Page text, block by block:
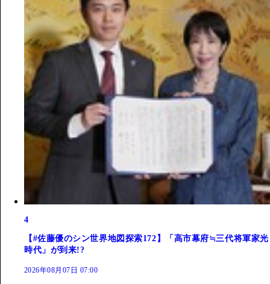
4
【#佐藤優のシン世界地図探索172】「高市幕府≒三代将軍家光
時代」が到来!?
2026年08月07日 07:00